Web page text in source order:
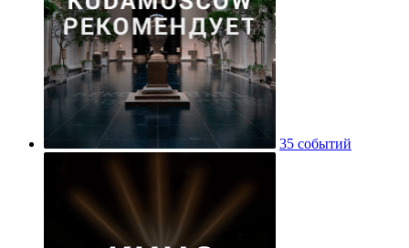
35 событий